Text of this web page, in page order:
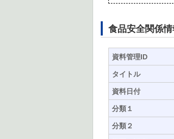
食品安全関係情
資料管理ID
タイトル
資料日付
分類１
分類２